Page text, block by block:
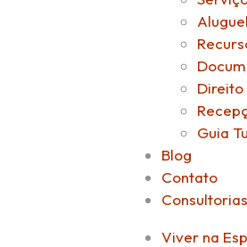
Direito
Guia
Blog
Contato
Viver na